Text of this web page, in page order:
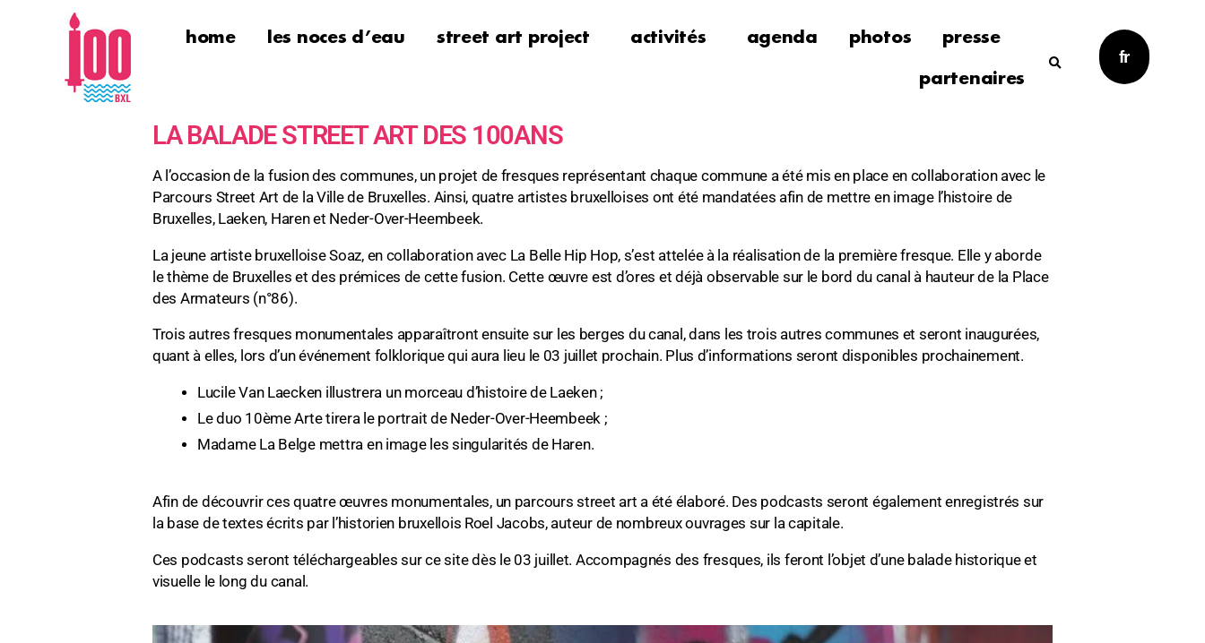
home les noces d’eau street art project activités agenda photos
presse
partenaires
fr
LA BALADE STREET ART DES 100ANS
A l’occasion de la fusion des communes, un projet de fresques représentant chaque commune a été mis en place en collaboration avec le
Parcours Street Art de la Ville de Bruxelles. Ainsi, quatre artistes bruxelloises ont été mandatées afin de mettre en image l’histoire de
Bruxelles, Laeken, Haren et Neder-Over-Heembeek.
La jeune artiste bruxelloise Soaz, en collaboration avec La Belle Hip Hop, s’est attelée à la réalisation de la première fresque. Elle y aborde
le thème de Bruxelles et des prémices de cette fusion. Cette œuvre est d’ores et déjà observable sur le bord du canal à hauteur de la Place
des Armateurs (n°86).
Trois autres fresques monumentales apparaîtront ensuite sur les berges du canal, dans les trois autres communes et seront inaugurées,
quant à elles, lors d’un événement folklorique qui aura lieu le 03 juillet prochain. Plus d’informations seront disponibles prochainement.
Lucile Van Laecken illustrera un morceau d’histoire de Laeken ;
Le duo 10ème Arte tirera le portrait de Neder-Over-Heembeek ;
Madame La Belge mettra en image les singularités de Haren.
Afin de découvrir ces quatre œuvres monumentales, un parcours street art a été élaboré. Des podcasts seront également enregistrés sur
la base de textes écrits par l’historien bruxellois Roel Jacobs, auteur de nombreux ouvrages sur la capitale.
Ces podcasts seront téléchargeables sur ce site dès le 03 juillet. Accompagnés des fresques, ils feront l’objet d’une balade historique et
visuelle le long du canal.